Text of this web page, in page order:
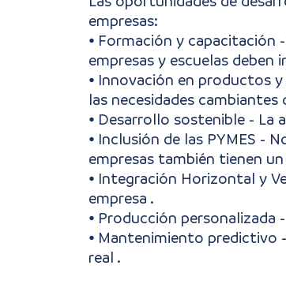
empresas:
⦁ Formación y capacitación
empresas y escuelas
⦁ Innovación en productos
las necesidades cambiantes
⦁ Desarrollo sostenible - La
⦁ Inclusión de las PYMES -
empresas también tienen
⦁ Integración Horizontal y
empresa .
⦁ Producción personalizada
⦁ Mantenimiento predictivo
real .